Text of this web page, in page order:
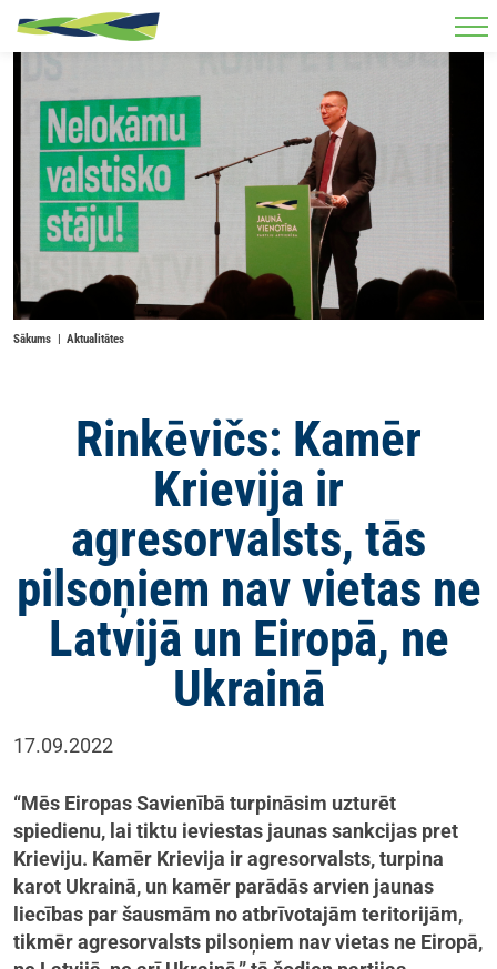
Skip to main content
Sākums Aktualitātes
Rinkēvičs: Kamēr
Krievija ir
agresorvalsts, tās
pilsoņiem nav vietas ne
Latvijā un Eiropā, ne
Ukrainā
17.09.2022
“Mēs Eiropas Savienībā turpināsim uzturēt
spiedienu, lai tiktu ieviestas jaunas sankcijas pret
Krieviju. Kamēr Krievija ir agresorvalsts, turpina
karot Ukrainā, un kamēr parādās arvien jaunas
liecības par šausmām no atbrīvotajām teritorijām,
tikmēr agresorvalsts pilsoņiem nav vietas ne Eiropā,